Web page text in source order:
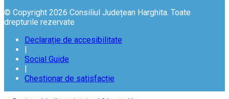
© Copyright 2026 Consiliul Județean Harghita. Toate
drepturile rezervate
Declarație de accesibilitate
|
Social Guide
|
Chestionar de satisfacție